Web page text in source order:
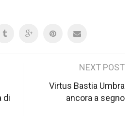
di
NEXT POST
Virtus Bastia Umbra
ancora a segno